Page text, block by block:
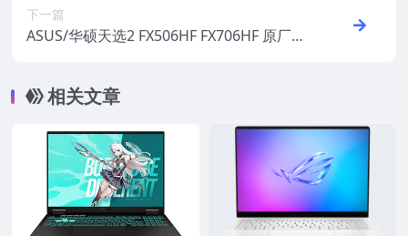
下一篇
ASUS/华硕天选2 FX506HF FX706HF 原厂Wi
相关文章